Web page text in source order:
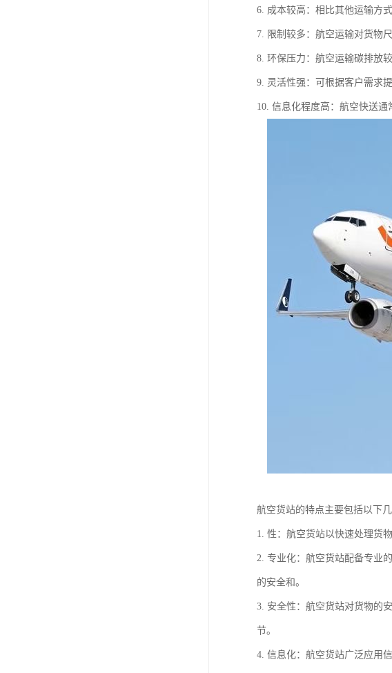
6. 成本较高：相比其他运输方
7. 限制较多：航空运输对货物
8. 环保压力：航空运输碳排放
9. 灵活性强：可根据客户需求
10. 信息化程度高：航空快送通
航空货站的特点主要包括以下几
1. 性：航空货站以快速处理货
2. 专业化：航空货站配备专业
的安全和。
3. 安全性：航空货站对货物的
节。
4. 信息化：航空货站广泛应用